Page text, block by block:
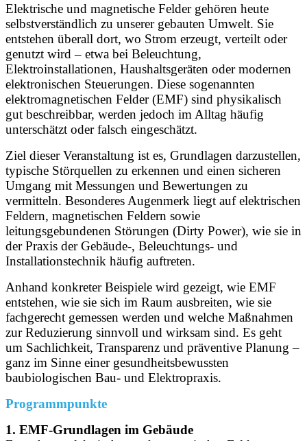
Elektrische und magnetische Felder gehören heute
selbstverständlich zu unserer gebauten Umwelt. Sie
entstehen überall dort, wo Strom erzeugt, verteilt oder
genutzt wird – etwa bei Beleuchtung,
Elektroinstallationen, Haushaltsgeräten oder modernen
elektronischen Steuerungen. Diese sogenannten
elektromagnetischen Felder (EMF) sind physikalisch
gut beschreibbar, werden jedoch im Alltag häufig
unterschätzt oder falsch eingeschätzt.
Ziel dieser Veranstaltung ist es, Grundlagen darzustellen,
typische Störquellen zu erkennen und einen sicheren
Umgang mit Messungen und Bewertungen zu
vermitteln. Besonderes Augenmerk liegt auf elektrischen
Feldern, magnetischen Feldern sowie
leitungsgebundenen Störungen (Dirty Power), wie sie in
der Praxis der Gebäude-, Beleuchtungs- und
Installationstechnik häufig auftreten.
Anhand konkreter Beispiele wird gezeigt, wie EMF
entstehen, wie sie sich im Raum ausbreiten, wie sie
fachgerecht gemessen werden und welche Maßnahmen
zur Reduzierung sinnvoll und wirksam sind. Es geht
um Sachlichkeit, Transparenz und präventive Planung –
ganz im Sinne einer gesundheitsbewussten
baubiologischen Bau- und Elektropraxis.
Programmpunkte
1. EMF-Grundlagen im Gebäude